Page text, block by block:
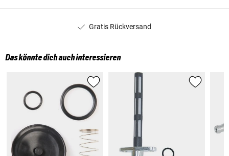
Gratis Rückversand
Das könnte dich auch interessieren